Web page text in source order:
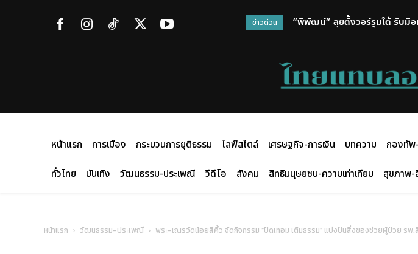
ข่าวด่วน “พิพัฒน์” ลุยตั้งวอร์รูมใต้ รับมื
หน้าแรก การเมือง กระบวนการยุติธรรม ไลฟ์สไตล์ เศรษฐกิจ-การเงิน บทความ กองทัพ
ทั่วไทย
บันเทิง วัฒนธรรม-ประเพณี วีดีโอ สังคม สิทธิมนุษยชน-ความเท่าเทียม สุขภาพ-
หน้าแรก วัฒนธรรม-ประเพณี พระ-เณรวัดน้อยสีคิ้ว จัดกิจกรรม “ปิดเทอม เติมธรรม” แบ่งปันสิ่งของช่วยผู้ป่วย รพ.